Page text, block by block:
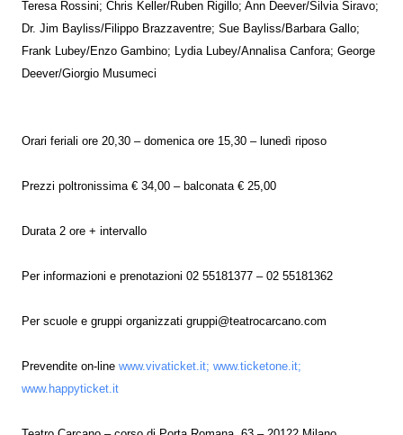
Teresa Rossini; Chris Keller/Ruben Rigillo; Ann Deever/Silvia Siravo;
Dr. Jim Bayliss/Filippo Brazzaventre; Sue Bayliss/Barbara Gallo;
Frank Lubey/Enzo Gambino; Lydia Lubey/Annalisa Canfora; George
Deever/Giorgio Musumeci
Orari feriali ore 20,30 – domenica ore 15,30 – lunedì riposo
Prezzi poltronissima € 34,00 – balconata € 25,00
Durata 2 ore + intervallo
Per informazioni e prenotazioni 02 55181377 – 02 55181362
Per scuole e gruppi organizzati gruppi@teatrocarcano.com
Prevendite on-line www.vivaticket.it; www.ticketone.it;
www.happyticket.it